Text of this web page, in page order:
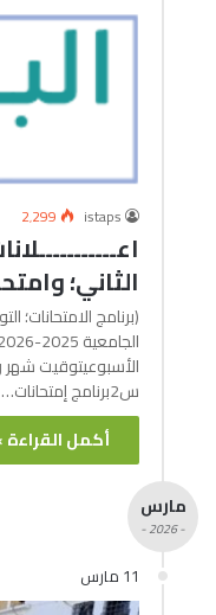
istaps 2٬299
الثاني؛
(برنامج الامتحانات؛
الأسبوعيتوقيت شهر
س2برنامج إمتحانات…
أكمل القراءة
مارس
- 2026 -
11 مارس